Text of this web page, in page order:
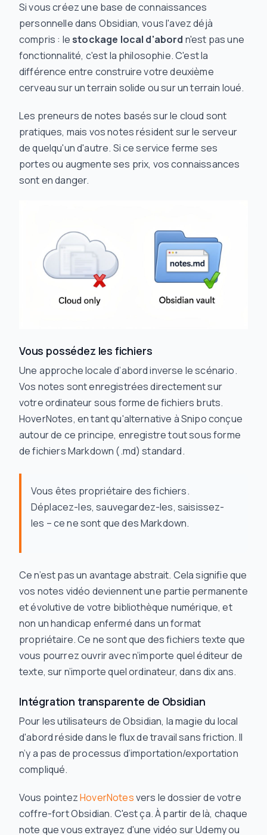
Si vous créez une base de connaissances
personnelle dans Obsidian, vous l'avez déjà
compris : lestockage local d'abord n'est pas une
fonctionnalité, c'est la philosophie. C'est la
différence entre construire votre deuxième
cerveau sur un terrain solide ou sur un terrain loué.
Les preneurs de notes basés sur le cloud sont
pratiques, mais vos notes résident sur le serveur
de quelqu'un d'autre. Si ce service ferme ses
portes ou augmente ses prix, vos connaissances
sont en danger.
Vous possédez les fichiers
Une approche locale d’abord inverse le scénario.
Vos notes sont enregistrées directement sur
votre ordinateur sous forme de fichiers bruts.
HoverNotes, en tant qu'alternative à Snipo conçue
autour de ce principe, enregistre tout sous forme
de fichiers Markdown (.md) standard.
Vous êtes propriétaire des fichiers.
Déplacez-les, sauvegardez-les, saisissez-
les – ce ne sont que des Markdown.
Ce n’est pas un avantage abstrait. Cela signifie que
vos notes vidéo deviennent une partie permanente
et évolutive de votre bibliothèque numérique, et
non un handicap enfermé dans un format
propriétaire. Ce ne sont que des fichiers texte que
vous pourrez ouvrir avec n’importe quel éditeur de
texte, sur n’importe quel ordinateur, dans dix ans.
Intégration transparente de Obsidian
Pour les utilisateurs de Obsidian, la magie du local
d'abord réside dans le flux de travail sans friction. Il
n’y a pas de processus d’importation/exportation
compliqué.
Vous pointezHoverNotesvers le dossier de votre
coffre-fort Obsidian. C'est ça. À partir de là, chaque
note que vous extrayez d'une vidéo sur Udemy ou